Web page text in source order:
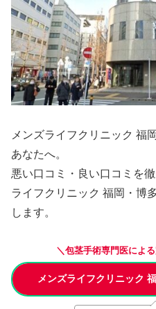
メンズライフクリニック 福
あなたへ。
悪い口コミ・良い口コミを
ライフクリニック 福岡・博
します。
＼包茎手術専門医によ
メンズライフクリニック